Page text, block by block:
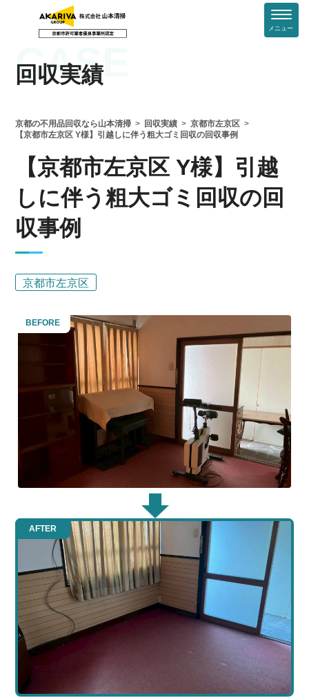
メニュー
CASE
回収実績
京都の不用品回収なら山本清掃 回収実績
京都市左京区
【京都市左京区 Y様】引越しに伴う粗大ゴミ回収の回収事例
【京都市左京区 Y様】引越
しに伴う粗大ゴミ回収の回
収事例
京都市左京区
BEFORE
AFTER